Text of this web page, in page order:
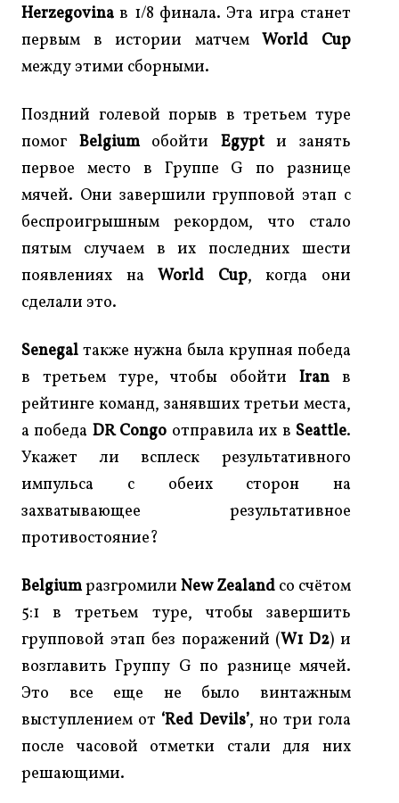
Herzegovina в 1/8 финала. Эта игра станет
первым в истории матчемWorld Cup
между этими сборными.
Поздний голевой порыв в третьем туре
помог Belgiumобойти Egyptи занять
первое место в Группе G по разнице
мячей. Они завершили групповой этап с
беспроигрышным рекордом, что стало
пятым случаем в их последних шести
появлениях наWorld Cup, когда они
сделали это.
Senegal также нужна была крупная победа
в третьем туре, чтобы обойтиIran в
рейтинге команд, занявших третьи места,
а победа DR Congo отправила их в Seattle.
Укажет ли всплеск результативного
импульса с обеих сторон на
захватывающее результативное
противостояние?
BelgiumразгромилиNew Zealandсо счётом
5:1 в третьем туре, чтобы завершить
групповой этап без поражений (W1 D2) и
возглавить Группу G по разнице мячей.
Это все еще не было винтажным
выступлением от ‘Red Devils’, но три гола
после часовой отметки стали для них
решающими.